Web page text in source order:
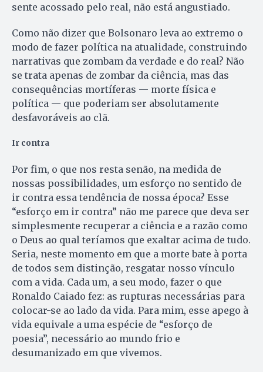
sente acossado pelo real, não está angustiado.
Como não dizer que Bolsonaro leva ao extremo o
modo de fazer política na atualidade, construindo
narrativas que zombam da verdade e do real? Não
se trata apenas de zombar da ciência, mas das
consequências mortíferas — morte física e
política — que poderiam ser absolutamente
desfavoráveis ao clã.
Ir contra
Por fim, o que nos resta senão, na medida de
nossas possibilidades, um esforço no sentido de
ir contra essa tendência de nossa época? Esse
“esforço em ir contra” não me parece que deva ser
simplesmente recuperar a ciência e a razão como
o Deus ao qual teríamos que exaltar acima de tudo.
Seria, neste momento em que a morte bate à porta
de todos sem distinção, resgatar nosso vínculo
com a vida. Cada um, a seu modo, fazer o que
Ronaldo Caiado fez: as rupturas necessárias para
colocar-se ao lado da vida. Para mim, esse apego à
vida equivale a uma espécie de “esforço de
poesia”, necessário ao mundo frio e
desumanizado em que vivemos.